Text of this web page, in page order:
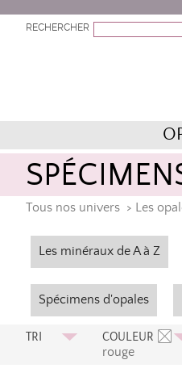
RECHERCHER
Tous nos univers > Les
Les minéraux de A à Z
Spécimens d'opales
TRI
Prix Croissant
COULEUR
Orange
rouge